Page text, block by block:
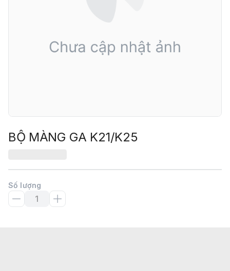
BỘ MÀNG GA K21/K25
Số lượng